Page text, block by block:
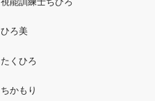
ひろ美
たくひろ
ちかもり